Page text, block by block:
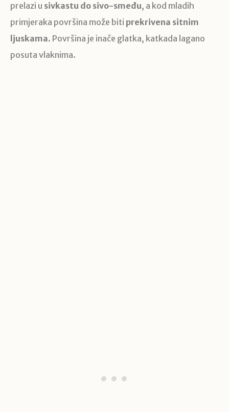
prelazi u sivkastu do sivo-smeđu, a kod mladih
primjeraka površina može biti prekrivena sitnim
ljuskama. Površina je inače glatka, katkada lagano
posuta vlaknima.